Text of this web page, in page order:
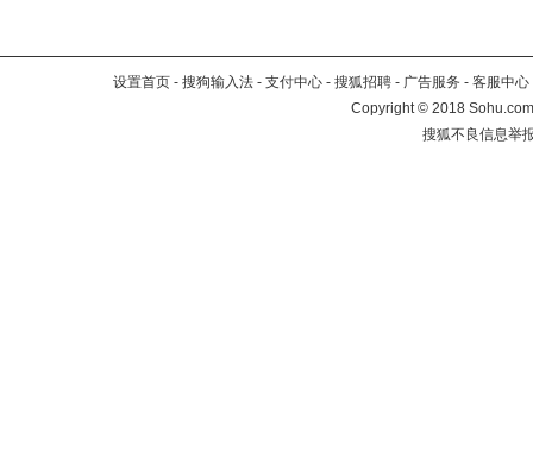
设置首页 - 搜狗输入法 - 支付中心 - 搜狐招聘 - 广告服务 - 客服中心
Copyright©2018
搜狐不良信息举